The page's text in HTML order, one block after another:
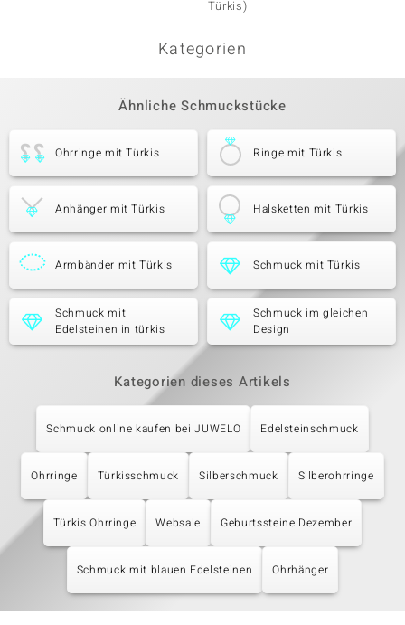
Türkis)
Kategorien
Ähnliche Schmuckstücke
Ohrringe mit Türkis Ringe mit Türkis
Anhänger mit Türkis Halsketten mit Türkis
Armbänder mit Türkis Schmuck mit Türkis
Schmuck mit
Edelsteinen in türkis
Schmuck im gleichen
Design
Kategorien dieses Artikels
Schmuck online kaufen bei JUWELO Edelsteinschmuck
Ohrringe Türkisschmuck Silberschmuck Silberohrringe
Türkis Ohrringe Websale Geburtssteine Dezember
Schmuck mit blauen Edelsteinen Ohrhänger